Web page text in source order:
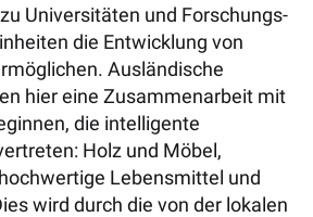
Universitäten und Forschungs-
die Entwicklung von
Ausländische
hier eine Zusammenarbeit mit
die intelligente
Holz und Möbel,
Lebensmittel und
wird durch die von der lokalen